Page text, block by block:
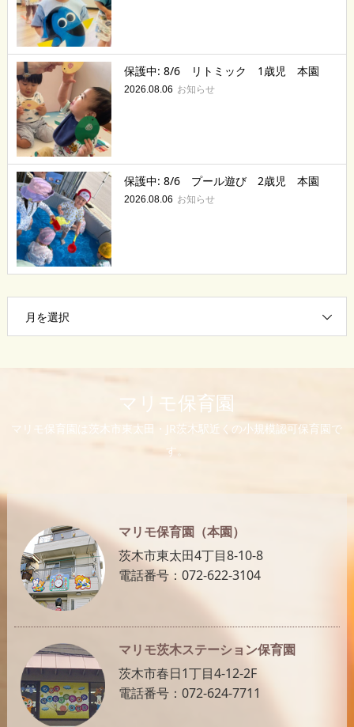
保護中: 8/6 リトミック 1歳児 本園
2026.08.06 お知らせ
保護中: 8/6 プール遊び 2歳児 本園
2026.08.06 お知らせ
月を選択
マリモ保育園
マリモ保育園は茨木市東太田・JR茨木駅近くの小規模認可保育園で
す。
マリモ保育園（本園）
茨木市東太田4丁目8-10-8
電話番号：072-622-3104
マリモ茨木ステーション保育園
茨木市春日1丁目4-12-2F
電話番号：072-624-7711